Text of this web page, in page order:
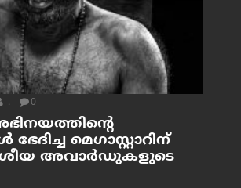
. 0
മെഗാസ്റ്റാറിന്
അവാർഡുകളുടെ